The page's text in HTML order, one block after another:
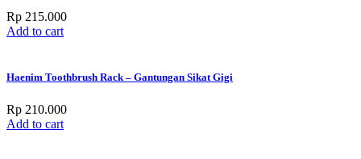
Rp 215.000
Add to cart
Haenim Toothbrush Rack – Gantungan Sikat Gigi
Rp 210.000
Add to cart